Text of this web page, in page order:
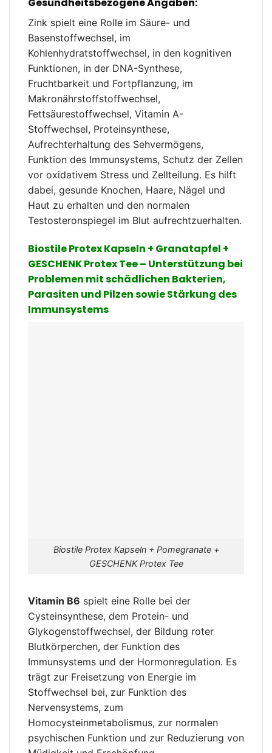
Gesundheitsbezogene Angaben:
Zink spielt eine Rolle im Säure- und
Basenstoffwechsel, im
Kohlenhydratstoffwechsel, in den kognitiven
Funktionen, in der DNA-Synthese,
Fruchtbarkeit und Fortpflanzung, im
Makronährstoffstoffwechsel,
Fettsäurestoffwechsel, Vitamin A-
Stoffwechsel, Proteinsynthese,
Aufrechterhaltung des Sehvermögens,
Funktion des Immunsystems, Schutz der Zellen
vor oxidativem Stress und Zellteilung. Es hilft
dabei, gesunde Knochen, Haare, Nägel und
Haut zu erhalten und den normalen
Testosteronspiegel im Blut aufrechtzuerhalten.
Biostile Protex Kapseln + Granatapfel +
GESCHENK Protex Tee – Unterstützung bei
Problemen mit schädlichen Bakterien,
Parasiten und Pilzen sowie Stärkung des
Immunsystems
Biostile Protex Kapseln + Pomegranate +
GESCHENK Protex Tee
Vitamin B6 spielt eine Rolle bei der
Cysteinsynthese, dem Protein- und
Glykogenstoffwechsel, der Bildung roter
Blutkörperchen, der Funktion des
Immunsystems und der Hormonregulation. Es
trägt zur Freisetzung von Energie im
Stoffwechsel bei, zur Funktion des
Nervensystems, zum
Homocysteinmetabolismus, zur normalen
psychischen Funktion und zur Reduzierung von